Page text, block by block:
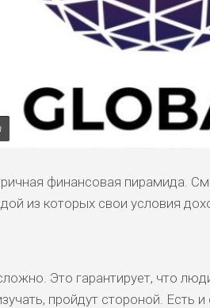
финансовая пирамида.
из которых свои условия
Это гарантирует, что
пройдут стороной.